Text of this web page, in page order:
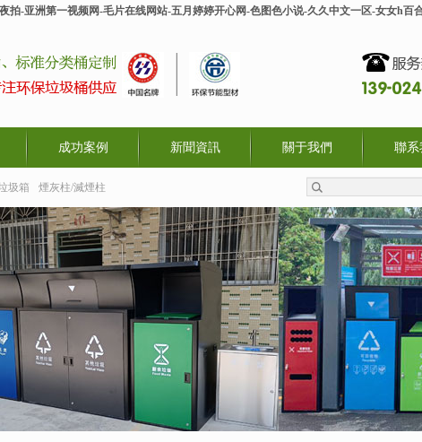
-亚洲第一视频网-毛片在线网站-五月婷婷开心网-色图色小说-久久中文一区-女女h百
成功案例 新聞資訊 關于我們 聯系
圾箱 煙灰柱/滅煙柱